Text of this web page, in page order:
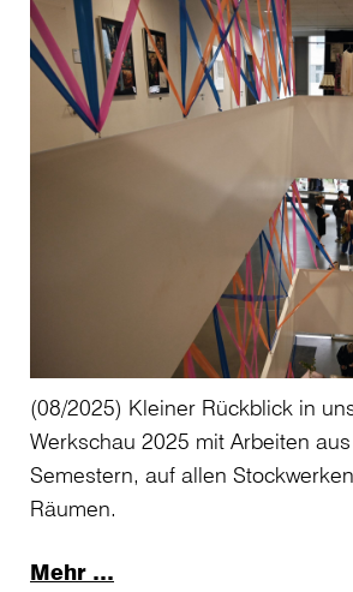
(08/2025) Kleiner Rückblick in
Werkschau 2025 mit Arbeiten
Semestern, auf allen
Räumen.
Mehr …